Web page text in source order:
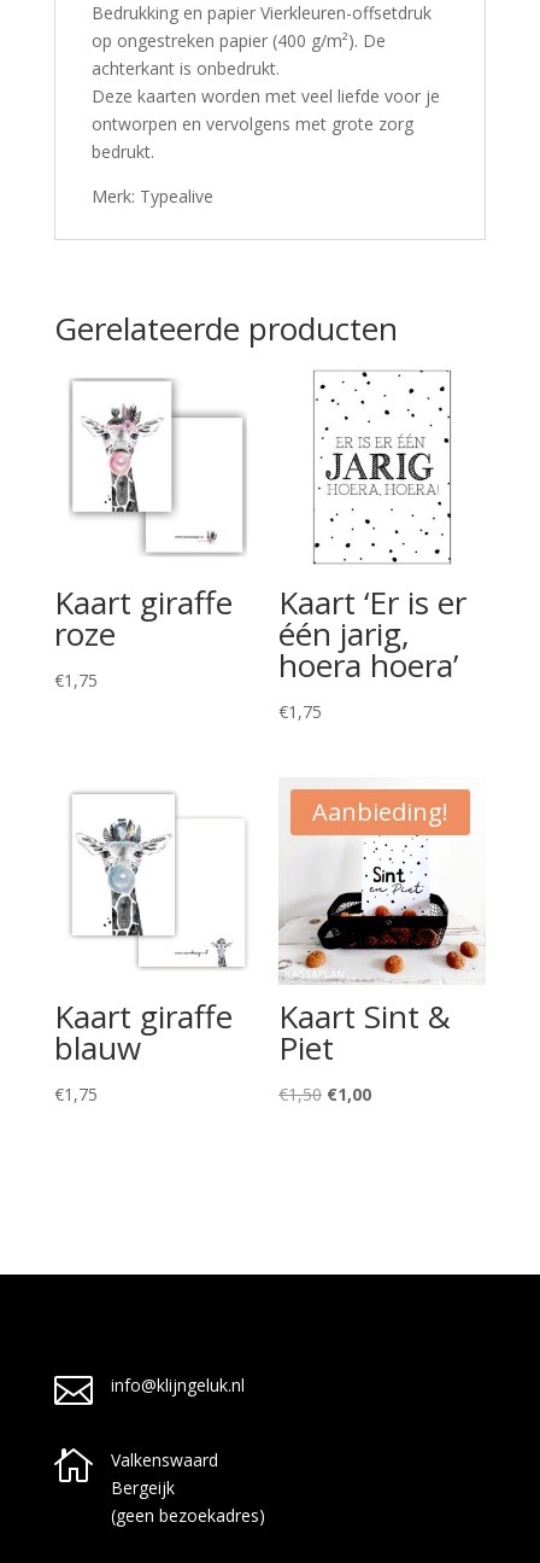
Bedrukking en papier Vierkleuren-offsetdruk
op ongestreken papier (400 g/m²). De
achterkant is onbedrukt.
Deze kaarten worden met veel liefde voor je
ontworpen en vervolgens met grote zorg
bedrukt.
Merk: Typealive
Gerelateerde producten
Kaart giraffe
roze
€1,75
Kaart ‘Er is er
één jarig,
hoera hoera’
€1,75
Kaart giraffe
blauw
€1,75
Aanbieding!
Kaart Sint &
Piet
€1,50 Oorspronkelijke
€1,00Huidige
 info@klijngeluk.nl

Valkenswaard
Bergeijk
(geen bezoekadres)